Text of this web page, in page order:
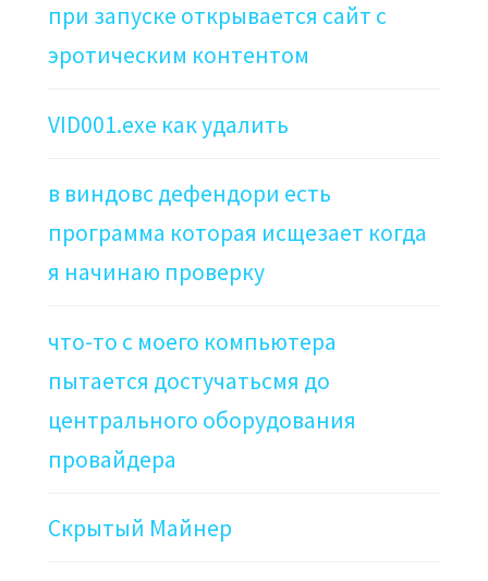
при запуске открывается сайт с
эротическим контентом
VID001.exe как удалить
в виндовс дефендори есть
программа которая исщезает когда
я начинаю проверку
что-то с моего компьютера
пытается достучатьсмя до
центрального оборудования
провайдера
Скрытый Майнер